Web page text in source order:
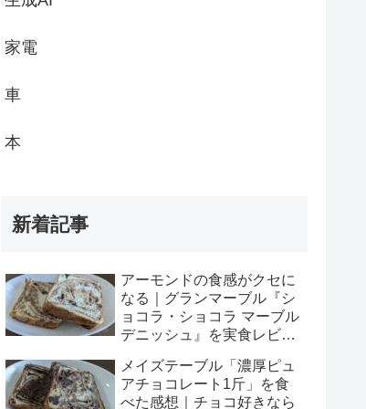
家電
車
本
新着記事
アーモンドの食感がクセに
なる｜グランマーブル『シ
ョコラ・ショコラ マーブル
デニッシュ』を実食レビュ
メイズテーブル「濃厚ピュ
アチョコレート1斤」を食
べた感想｜チョコ好きなら